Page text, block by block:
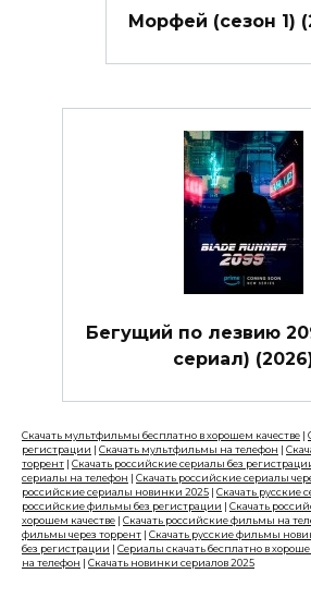
Морфей (сезон 1)
Бегущий по лезвию
сериал)
Скачать мультфильмы бесплатно в хорошем качестве |
регистрации | Скачать мультфильмы на телефон |
торрент | Скачать российские сериалы без
сериалы на телефон | Скачать российские сериалы
российские сериалы новинки 2025 | Скачать русские
российские фильмы без регистрации | Скачать
хорошем качестве | Скачать российские фильмы на
фильмы через торрент | Скачать русские фильмы
без регистрации | Сериалы скачать бесплатно в
на телефон | Скачать новинки сериалов 2025